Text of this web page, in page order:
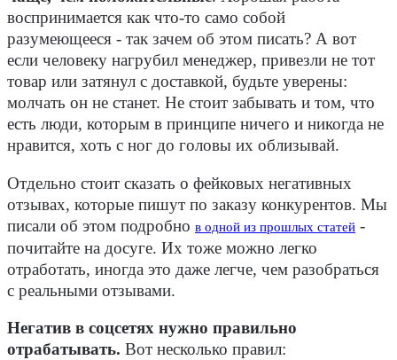
воспринимается как что-то само собой
разумеющееся - так зачем об этом писать? А вот
если человеку нагрубил менеджер, привезли не тот
товар или затянул с доставкой, будьте уверены:
молчать он не станет. Не стоит забывать и том, что
есть люди, которым в принципе ничего и никогда не
нравится, хоть с ног до головы их облизывай.
Отдельно стоит сказать о фейковых негативных
отзывах, которые пишут по заказу конкурентов. Мы
писали об этом подробно в одной из прошлых статей -
почитайте на досуге. Их тоже можно легко
отработать, иногда это даже легче, чем разобраться
с реальными отзывами.
Негатив в соцсетях нужно правильно
отрабатывать. Вот несколько правил: